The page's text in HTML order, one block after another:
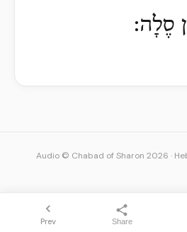
סֶלָה:
Prev Share
Audio © Chabad of Sharon 2026 ·